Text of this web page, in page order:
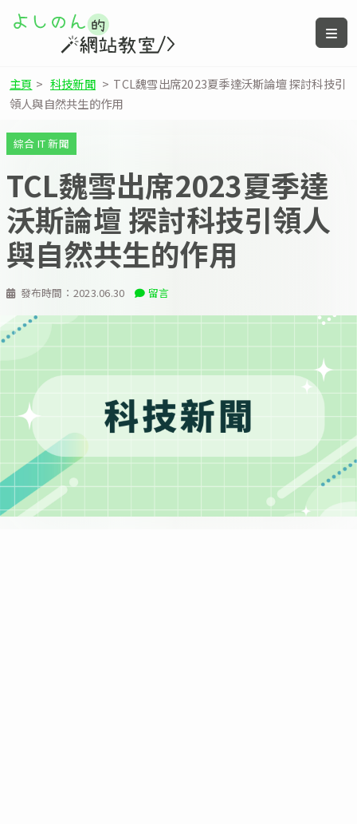
主頁 > 科技新聞 > TCL魏雪出席2023夏季達沃斯論壇 探討科技引
領人與自然共生的作用
發布時間： 2023.06.30 留言
綜合 IT 新聞
TCL魏雪出席2023夏季達
沃斯論壇 探討科技引領人
與自然共生的作用